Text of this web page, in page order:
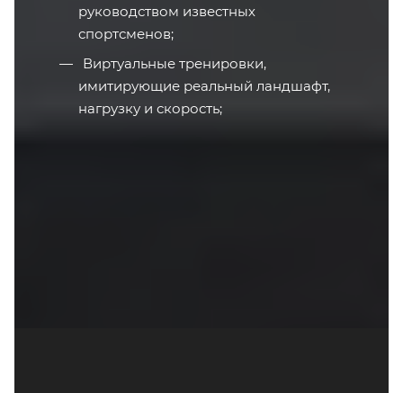
руководством известных
спортсменов;
Виртуальные тренировки,
имитирующие реальный ландшафт,
нагрузку и скорость;